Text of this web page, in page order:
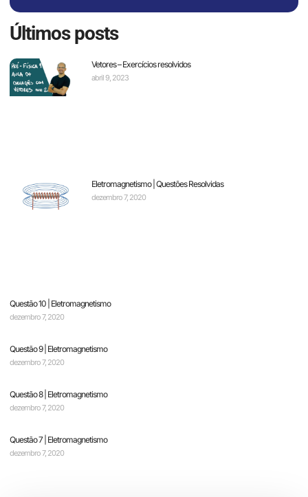
Últimos posts
Vetores – Exercícios resolvidos
abril 9, 2023
Eletromagnetismo | Questões Resolvidas
dezembro 7, 2020
Questão 10 | Eletromagnetismo
dezembro 7, 2020
Questão 9 | Eletromagnetismo
dezembro 7, 2020
Questão 8 | Eletromagnetismo
dezembro 7, 2020
Questão 7 | Eletromagnetismo
dezembro 7, 2020